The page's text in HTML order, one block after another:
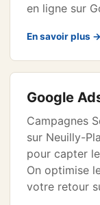
en ligne sur
En savoir plus →
Google
Campagnes
sur Neuilly-
pour capter
On optimise
votre retour